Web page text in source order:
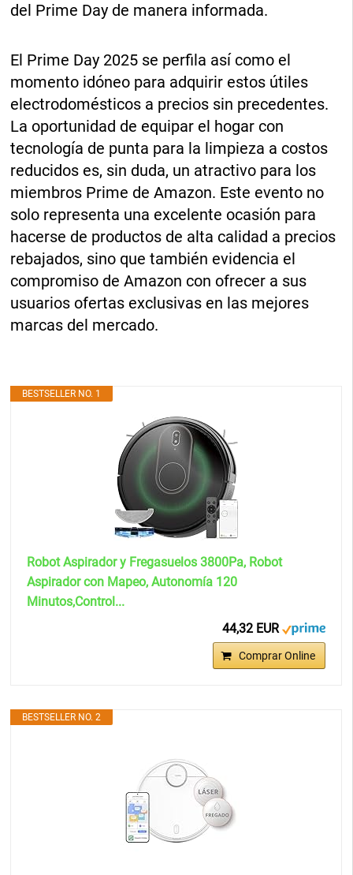
del Prime Day de manera informada.
El Prime Day 2025 se perfila así como el
momento idóneo para adquirir estos útiles
electrodomésticos a precios sin precedentes.
La oportunidad de equipar el hogar con
tecnología de punta para la limpieza a costos
reducidos es, sin duda, un atractivo para los
miembros Prime de Amazon. Este evento no
solo representa una excelente ocasión para
hacerse de productos de alta calidad a precios
rebajados, sino que también evidencia el
compromiso de Amazon con ofrecer a sus
usuarios ofertas exclusivas en las mejores
marcas del mercado.
BESTSELLER NO. 1
Robot Aspirador y Fregasuelos 3800Pa, Robot
Aspirador con Mapeo, Autonomía 120
Minutos,Control...
44,32 EUR
Comprar Online
BESTSELLER NO. 2